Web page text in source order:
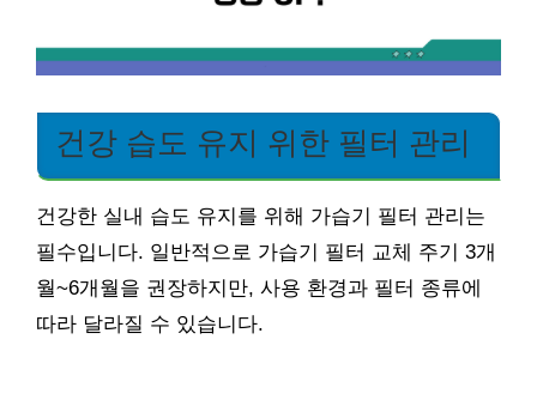
건강 습도 유지 위한 필터 관리
건강한 실내 습도 유지를 위해 가습기 필터 관리는
필수입니다. 일반적으로 가습기 필터 교체 주기 3개
월~6개월을 권장하지만, 사용 환경과 필터 종류에
따라 달라질 수 있습니다.